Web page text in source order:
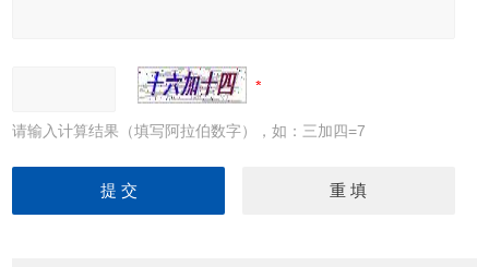
请输入计算结果（填写阿拉伯数字），如：三加四=7